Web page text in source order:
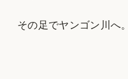
その足でヤンゴン川へ。